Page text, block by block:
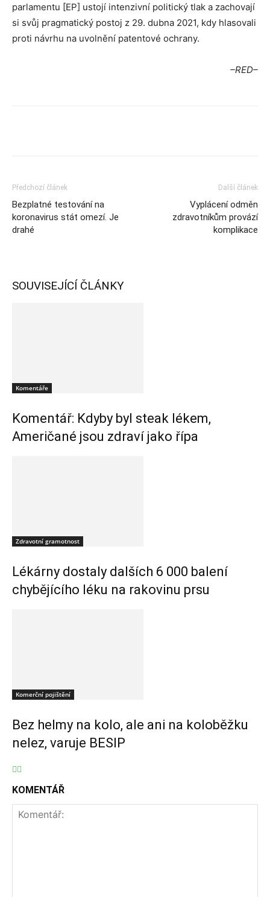
parlamentu [EP] ustojí intenzivní politický tlak a zachovají
si svůj pragmatický postoj z 29. dubna 2021, kdy hlasovali
proti návrhu na uvolnění patentové ochrany.
–RED–
Předchozí článek
Bezplatné testování na
koronavirus stát omezí. Je
drahé
Další článek
Vyplácení odměn
zdravotníkům provází
komplikace
SOUVISEJÍCÍ ČLÁNKY
Komentáře
Komentář: Kdyby byl steak lékem,
Američané jsou zdraví jako řípa
Zdravotní gramotnost
Lékárny dostaly dalších 6 000 balení
chybějícího léku na rakovinu prsu
Komerční pojištění
Bez helmy na kolo, ale ani na koloběžku
nelez, varuje BESIP
KOMENTÁŘ